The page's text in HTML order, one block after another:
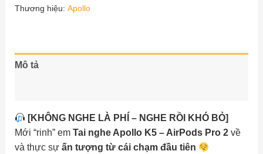
pro2
Thương hiệu: Apollo
Mô tả
[KHÔNG NGHE LÀ PHÍ – NGHE RỒI KHÓ BỎ]
Mới “rinh” em Tai nghe Apollo K5 – AirPods Pro 2về
và thực sự ấn tượng từ cái chạm đầu tiên